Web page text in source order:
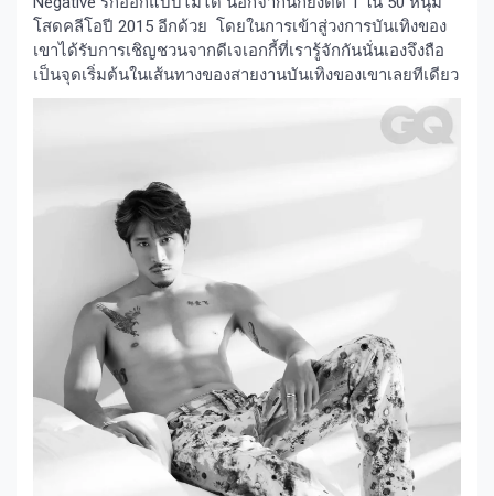
โสดคลีโอปี 2015 อีกด้วย โดยในการเข้าสู่วงการบันเทิงของ
เขาได้รับการเชิญชวนจากดีเจเอกกี้ที่เรารู้จักกันนั่นเองจึงถือ
เป็นจุดเริ่มต้นในเส้นทางของสายงานบันเทิงของเขาเลยทีเดียว